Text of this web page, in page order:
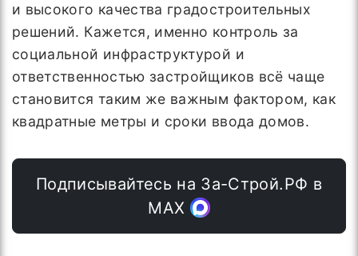
и высокого качества градостроительных
решений. Кажется, именно контроль за
социальной инфраструктурой и
ответственностью застройщиков всё чаще
становится таким же важным фактором, как
квадратные метры и сроки ввода домов.
Подписывайтесь на За-Строй.РФ в
МАХ